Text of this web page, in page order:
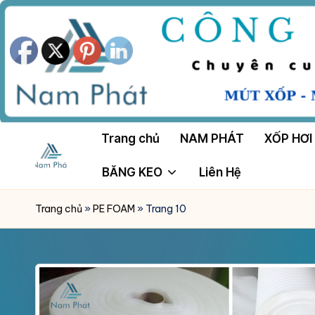
Skip
to
M
Ú
X
Ố
Ty
Tnhh
Xuất
Mút
Xốp
Trang chủ NAM PHÁT XỐP HƠI
BĂNG KEO Liên Hệ
Trang chủ»PE FOAM » Trang 10